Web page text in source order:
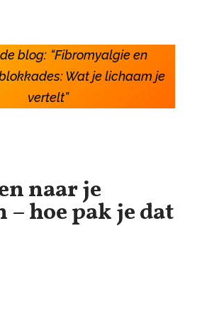
blog: “Fibromyalgie en
Wat je lichaam je
vertelt”
naar je
– hoe pak je dat